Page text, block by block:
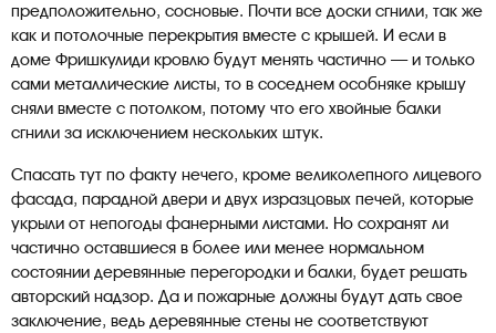
предположительно, сосновые. Почти все доски сгнили, так же
как и потолочные перекрытия вместе с крышей. И если в
доме Фришкулиди кровлю будут менять частично — и только
сами металлические листы, то в соседнем особняке крышу
сняли вместе с потолком, потому что его хвойные балки
сгнили за исключением нескольких штук.
Спасать тут по факту нечего, кроме великолепного лицевого
фасада, парадной двери и двух изразцовых печей, которые
укрыли от непогоды фанерными листами. Но сохранят ли
частично оставшиеся в более или менее нормальном
состоянии деревянные перегородки и балки, будет решать
авторский надзор. Да и пожарные должны будут дать свое
заключение, ведь деревянные стены не соответствуют